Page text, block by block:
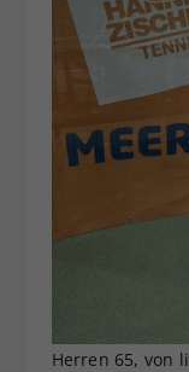
Herren 65, von